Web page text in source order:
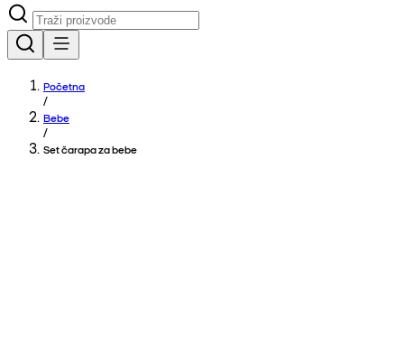
Početna
/
Bebe
/
Set čarapa za bebe